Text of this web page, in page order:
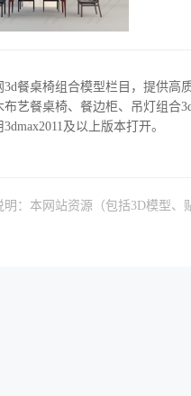
3d餐桌椅组合模型栏目，提供高
布艺餐桌椅、餐边柜、吊灯组合
及以上版本打开。
明：本网站资源（包括3D模型